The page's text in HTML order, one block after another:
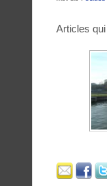
Articles